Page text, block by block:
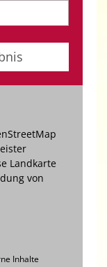
Landkarte
von
Inhalte